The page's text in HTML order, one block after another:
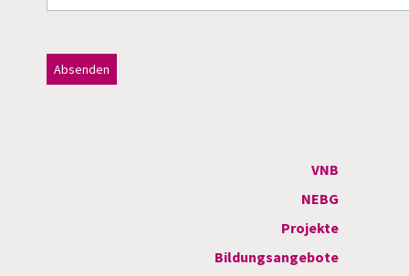
VNB
NEBG
Projekte
Bildungsangebote